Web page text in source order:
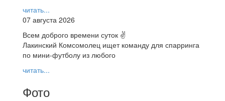
читать...
07 августа 2026
Всем доброго времени суток ✌
Лакинский Комсомолец ищет команду для спарринга
по мини-футболу из любого
читать...
Фото